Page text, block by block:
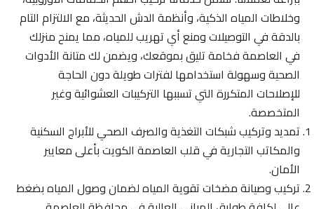
وخلاطات المياه الذكية، وأنظمة الدش الحديثة، مع الالتزام التام
بالدقة في التوصيلات ومنع أي تهريب للمياه، مما يمنح منزلك
في العاصمة فخامة تليق بموقعك، ويضمن لك متانة الأدوات
الصحية وسهولة استخدامها لفترات طويلة دون الحاجة
للإصلاحات المتكررة التي تسببها التركيبات العشوائية وغير
المتخصصة.
تمديد وتركيب شبكات التغذية والصرف الصحي للأبراج السكنية
والمكاتب التجارية في قلب العاصمة الكويت بأعلى معايير
الأمان.
تركيب وصيانة مضخات تقوية المياه لضمان وصول المياه بضغط